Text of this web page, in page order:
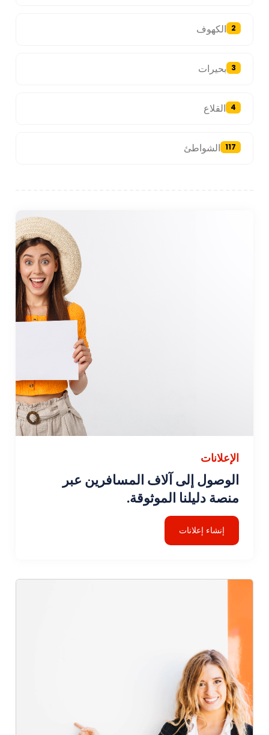
الكهوف 2
بحيرات 3
القلاع 4
الشواطئ 117
الإعلانات
الوصول إلى آلاف المسافرين عبر
منصة دليلنا الموثوقة.
إنشاء إعلانات